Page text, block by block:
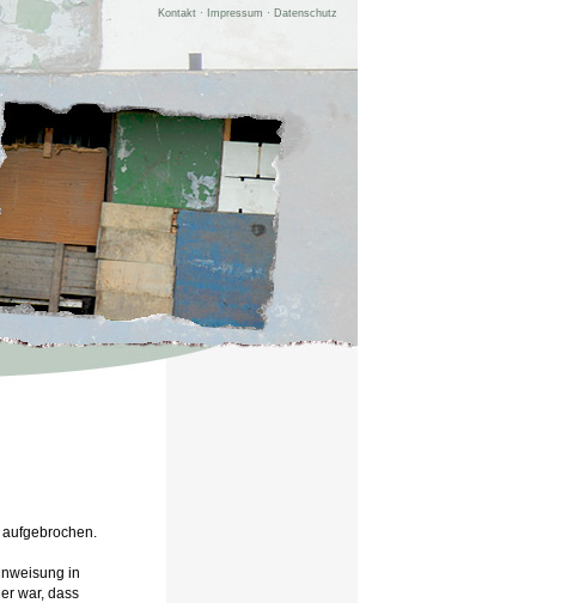
Kontakt· Impressum · Datenschutz
in
war, dass